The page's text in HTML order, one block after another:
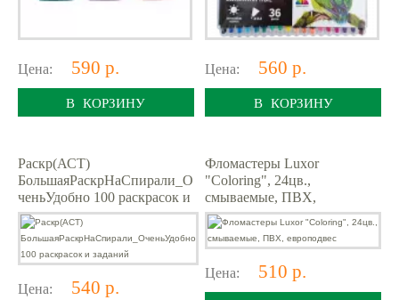
Цена: 590 р.
В КОРЗИНУ
Цена: 560 р.
В КОРЗИНУ
Раскр(АСТ)
БольшаяРаскрНаСпирали_О
ченьУдобно 100 раскрасок и
заданий
Цена: 540 р.
Фломастеры Luxor
"Coloring", 24цв.,
смываемые, ПВХ,
европодвес
Цена: 510 р.